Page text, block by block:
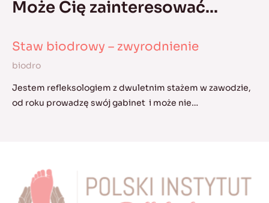
Może Cię zainteresować...
Staw biodrowy – zwyrodnienie
biodro
Jestem refleksologiem z dwuletnim stażem w zawodzie,
od roku prowadzę swój gabinet i może nie…